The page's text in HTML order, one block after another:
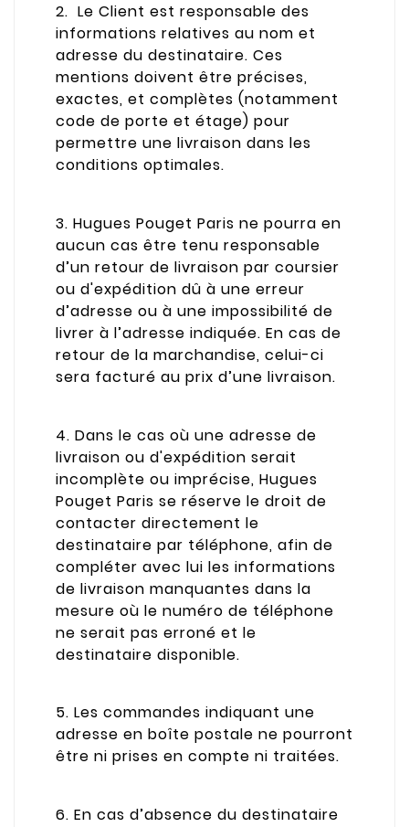
2. Le Client est responsable des
informations relatives au nom et
adresse du destinataire. Ces
mentions doivent être précises,
exactes, et complètes (notamment
code de porte et étage) pour
permettre une livraison dans les
conditions optimales.
3. Hugues Pouget Paris ne pourra en
aucun cas être tenu responsable
d’un retour de livraison par coursier
ou d'expédition dû à une erreur
d’adresse ou à une impossibilité de
livrer à l’adresse indiquée. En cas de
retour de la marchandise, celui-ci
sera facturé au prix d’une livraison.
4. Dans le cas où une adresse de
livraison ou d'expédition serait
incomplète ou imprécise, Hugues
Pouget Paris se réserve le droit de
contacter directement le
destinataire par téléphone, afin de
compléter avec lui les informations
de livraison manquantes dans la
mesure où le numéro de téléphone
ne serait pas erroné et le
destinataire disponible.
5. Les commandes indiquant une
adresse en boîte postale ne pourront
être ni prises en compte ni traitées.
6. En cas d’absence du destinataire